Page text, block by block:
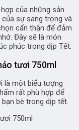
của những sản
sự sang trọng và
cẩn thận để đảm
Đây sẽ là món
phúc trong dịp Tết.
tươi 750ml
là một biểu tượng
rất phù hợp để
bè trong dịp tết.